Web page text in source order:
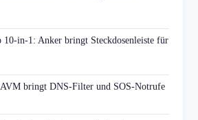
10-in-1: Anker bringt Steckdosenleiste für
bringt DNS-Filter und SOS-Notrufe